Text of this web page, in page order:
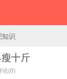
识
十斤
论(0)